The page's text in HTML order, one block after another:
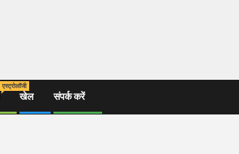
एस्ट्रोलॉजी
खेल संपर्क करें